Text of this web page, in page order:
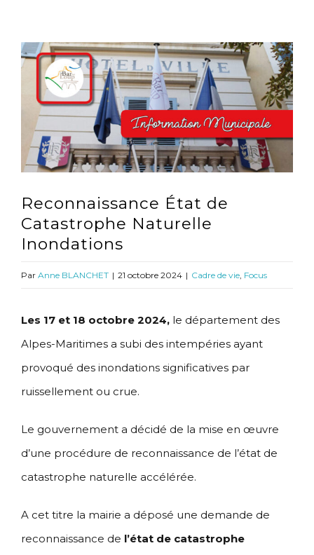
Voir
l'image
agrandie
Reconnaissance État de
Catastrophe Naturelle
Inondations
Par Anne BLANCHET | 21 octobre 2024 | Cadre de vie, Focus
Les 17 et 18 octobre 2024, le département des
Alpes-Maritimes a subi des intempéries ayant
provoqué des inondations significatives par
ruissellement ou crue.
Le gouvernement a décidé de la mise en œuvre
d’une procédure de reconnaissance de l’état de
catastrophe naturelle accélérée.
A cet titre la mairie a déposé une demande de
reconnaissance de l’état de catastrophe